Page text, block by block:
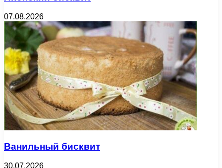
07.08.2026
Ванильный бисквит
30.07.2026